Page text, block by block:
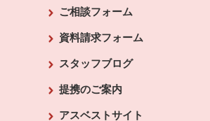
ご相談フォーム
資料請求フォーム
スタッフブログ
提携のご案内
アスベストサイト